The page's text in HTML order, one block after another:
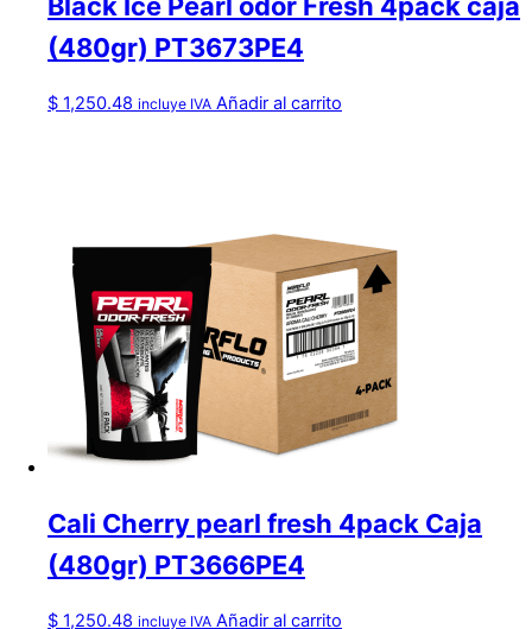
(480gr) PT3673PE4
$ 1,250.48 incluye IVA Añadir al carrito
Cali Cherry pearl fresh 4pack Caja
(480gr) PT3666PE4
$ 1,250.48 incluye IVA Añadir al carrito